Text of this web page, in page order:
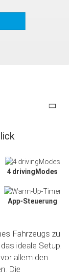
4 drivingModes
App-Steuerung
Fahrzeugs zu
ideale Setup.
allem den
Die